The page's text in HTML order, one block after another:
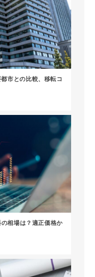
市との比較、移転コ
相場は？適正価格か